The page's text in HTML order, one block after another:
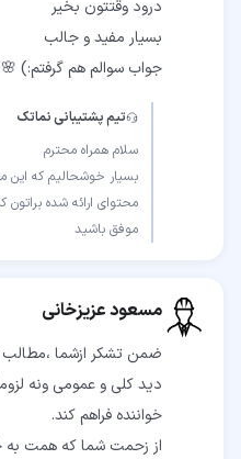
جواب سوالم هم گرفتم:) 🌸
تیم پشتیبانی نماتک
بسیار خوشحالیم که این
موفق باشید
مسعود عزیزخانی
ضمن تشکر ازشما ،مطالب
دید کلی و عمومی ونه
از زحمت شما که همت به